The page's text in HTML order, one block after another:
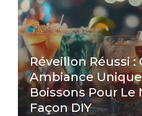
Réveillon Réussi :
Ambiance
Boissons Pour Le
Façon DIY